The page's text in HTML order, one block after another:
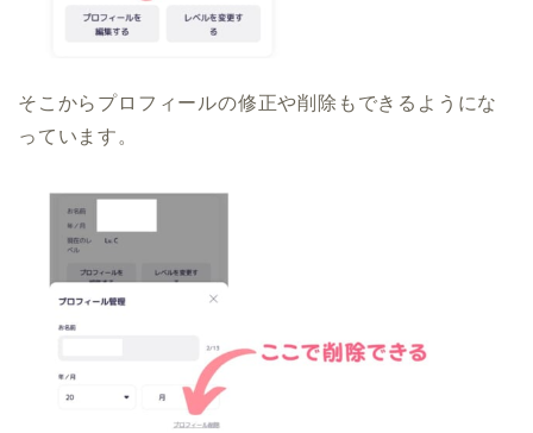
そこからプロフィールの修正や削除もできるようにな
っています。